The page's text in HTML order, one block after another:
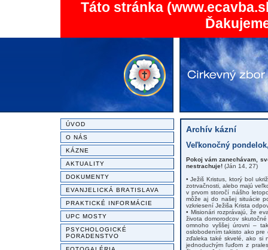
Táto stránka
ÚVOD
O NÁS
KÁZNE
AKTUALITY
DOKUMENTY
EVANJELICKÁ BRATISLAVA
PRAKTICKÉ INFORMÁCIE
UPC MOSTY
PSYCHOLOGICKÉ
PORADENSTVO
Archív kázní
Veľkonočný
Pokoj vám zanechávam,
nestrachuje!(Ján 14, 27)
• Ježiš Kristus, ktorý bol
zotrvačnosti, alebo majú
v prvom storočí nášho
môže aj do našej situácie
vzkriesení Ježiša Krista
• Misionári rozprávajú, že
života domorodcov
omnoho vyššej úrovni –
oslobodením takisto ako
zďaleka také skvelé, ako si
jednoduchým ľuďom z